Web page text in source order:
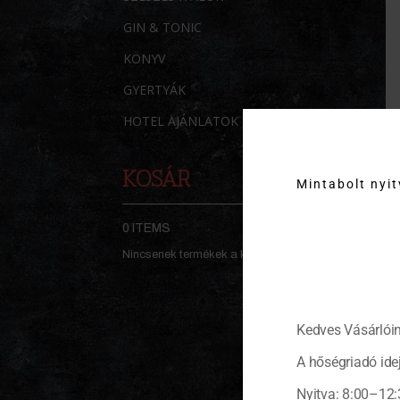
GIN & TONIC
KÖNYV
GYERTYÁK
HOTEL AJÁNLATOK
KOSÁR
0 ITEMS
Nincsenek termékek a kosárban.
Mintabolt
Kedves
A hőségriadó
Nyitva: